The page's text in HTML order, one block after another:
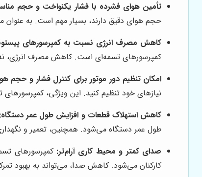
تأمین هوای فشرده با فشار یکنواخت و حجم
حجم هوای دقیق دارند، بسیار مهم است. به
کاهش مصرف انرژی نسبت به کمپرسورهای
کمپرسورهای تسمه‌ای است. کاهش مصرف انرژی،
امکان تنظیم دور موتور برای کنترل فشار و حجم
نیازهای خود تنظیم کنید. این ویژگی،
کاهش استهلاک قطعات و افزایش طول عمر دستگاه:
طول عمر دستگاه می‌شود. همچنین، تعمیر و
صدای کمتر و محیط کاری آرام‌تر: کمپرسورهای
کارکنان می‌شود. کاهش صدا، می‌تواند به بهبود